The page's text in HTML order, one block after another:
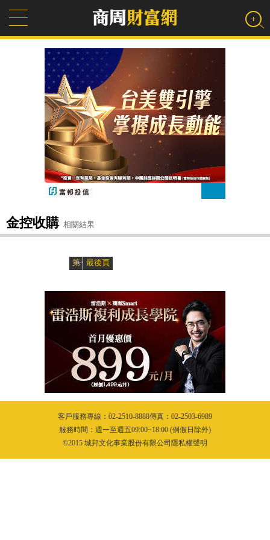
金控收購 相關結果
第一頁 «
» 最後頁
客戶服務專線：02-2510-8888傳真：02-2503-6989
服務時間：週一至週五09:00~18:00 (例假日除外)
©2015 城邦文化事業股份有限公司隱私權聲明